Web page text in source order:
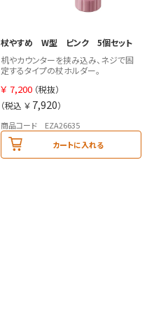
杖やすめ W型 ピンク 5個セット
机やカウンターを挟み込み、ネジで固
定するタイプの杖ホルダー。
￥ 7,200 （税抜）
（税込 ￥ 7,920）
商品コード EZA26635
カートに入れる